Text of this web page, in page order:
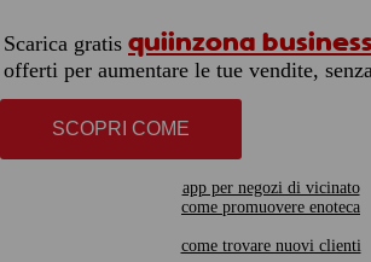
Scarica gratis quiinzona business
offerti per aumentare le tue vendite,
SCOPRI COME
app per negozi di vicinato
come promuovere enoteca
come trovare nuovi clienti